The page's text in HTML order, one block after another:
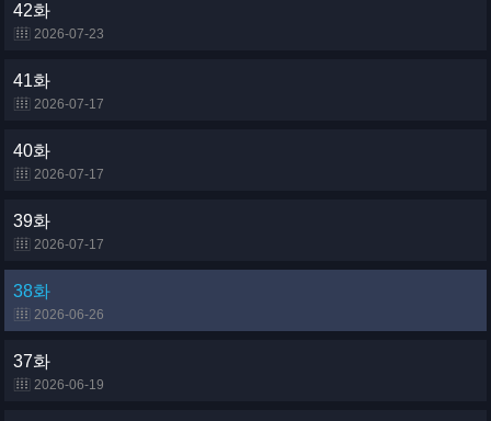
42화
2026-07-23
41화
2026-07-17
40화
2026-07-17
39화
2026-07-17
38화
2026-06-26
37화
2026-06-19